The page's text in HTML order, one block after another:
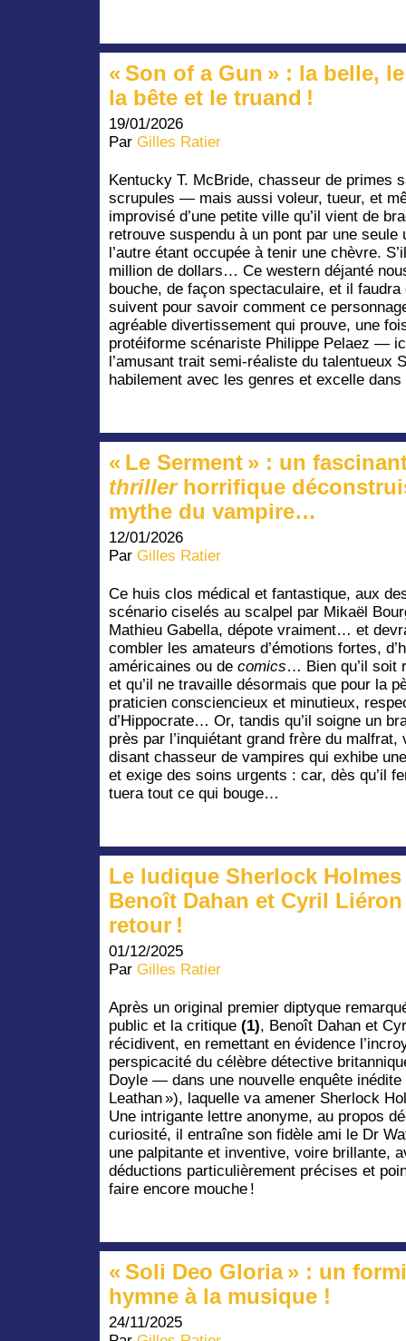
« Son of a Gun » : la belle,
la bête et le truand !
19/01/2026
Par Gilles Ratier
Kentucky T. McBride, chasseur de primes
scrupules — mais aussi voleur, tueur, et
improvisé d’une petite ville qu’il vient de
retrouve suspendu à un pont par une seule
l’autre étant occupée à tenir une chèvre.
million de dollars… Ce western déjanté
bouche, de façon spectaculaire, et il
suivent pour savoir comment ce
agréable divertissement qui prouve, une
protéiforme scénariste Philippe Pelaez —
l’amusant trait semi-réaliste du talentueux
habilement avec les genres et excelle
« Le Serment » : un
thrillerhorrifique
mythe du vampire…
12/01/2026
Par Gilles Ratier
Ce huis clos médical et fantastique, aux
scénario ciselés au scalpel par Mikaël
Mathieu Gabella, dépote vraiment… et
combler les amateurs d’émotions fortes,
américaines ou de comics… Bien qu’il soit
et qu’il ne travaille désormais que pour la
praticien consciencieux et minutieux,
d’Hippocrate… Or, tandis qu’il soigne un
près par l’inquiétant grand frère du
disant chasseur de vampires qui exhibe
et exige des soins urgents : car, dès qu’il
tuera tout ce qui bouge…
Le ludique Sherlock Holmes
Benoît Dahan et Cyril
retour !
01/12/2025
Par Gilles Ratier
Après un original premier diptyque
public et la critique (1), Benoît Dahan et
récidivent, en remettant en évidence
perspicacité du célèbre détective
Doyle — dans une nouvelle enquête inédite
Leathan »), laquelle va amener Sherlock
Une intrigante lettre anonyme, au propos
curiosité, il entraîne son fidèle ami le Dr
une palpitante et inventive, voire brillante,
déductions particulièrement précises et
faire encore mouche !
« Soli Deo Gloria » : un
hymne à la musique !
24/11/2025